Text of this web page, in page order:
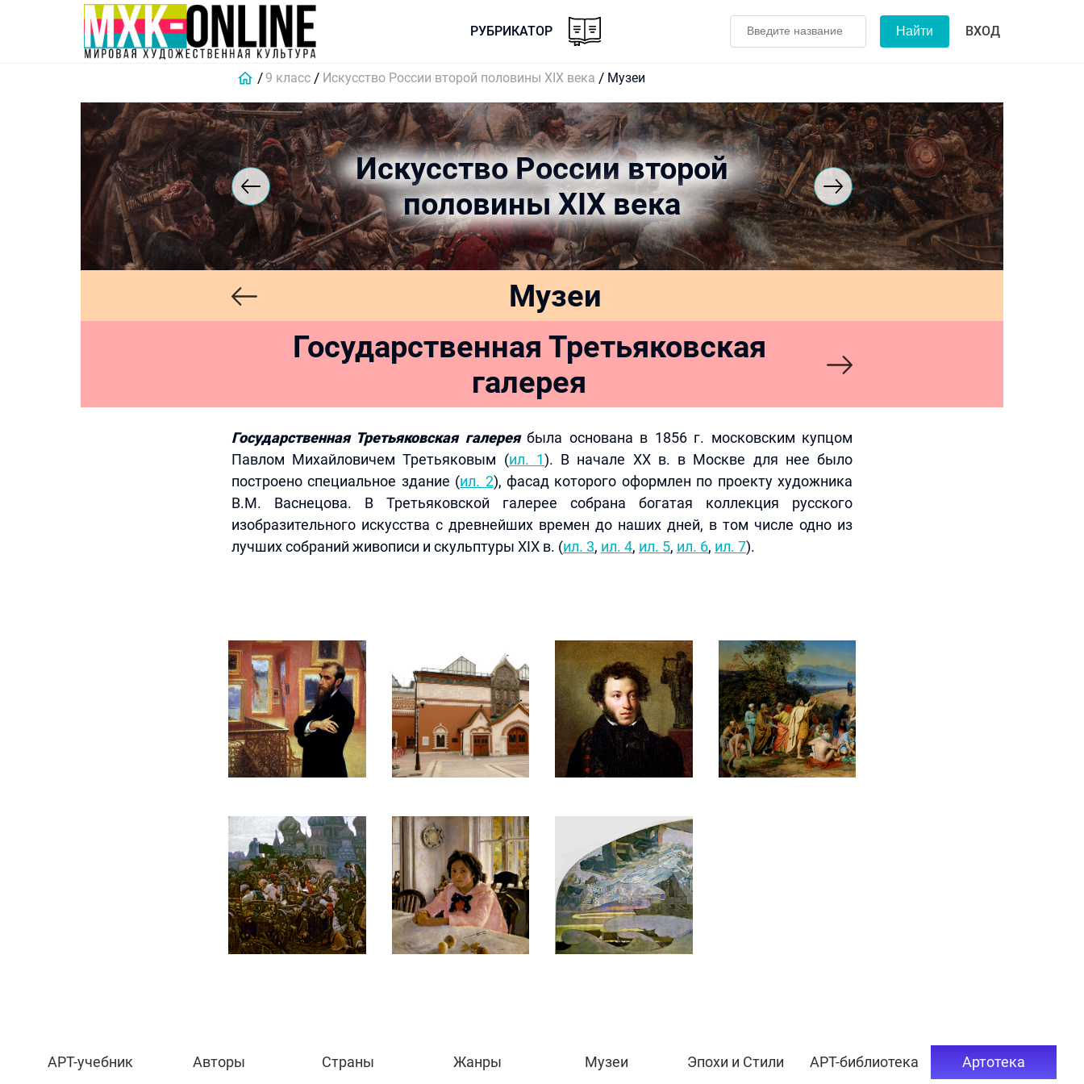
РУБРИКАТОР ВХОД
9 класс Искусство России второй половины XIX века Музеи
Искусство России второй
половины XIX века
Музеи
Государственная Третьяковская
галерея
Государственная Третьяковская галереябыла основана в 1856 г. московским купцом
Павлом Михайловичем Третьяковым (ил. 1). В начале XX в. в Москве для нее было
построено специальное здание (ил. 2), фасад которого оформлен по проекту художника
В.М. Васнецова. В Третьяковской галерее собрана богатая коллекция русского
изобразительного искусства с древнейших времен до наших дней, в том числе одно из
лучших собраний живописи и скульптуры XIX в. (ил. 3, ил. 4, ил. 5, ил. 6, ил. 7).
АРТ-учебник Авторы Страны Жанры Музеи Эпохи и Стили АРТ-библиотека Артотека